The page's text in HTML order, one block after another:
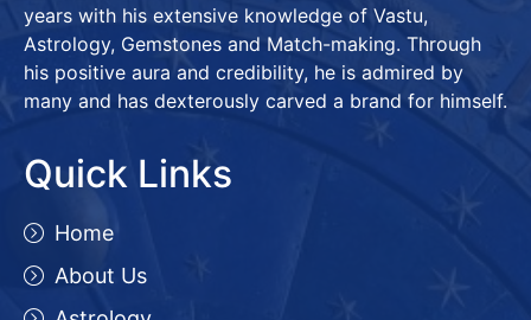
years with his extensive knowledge of Vastu,
Astrology, Gemstones and Match-making. Through
his positive aura and credibility, he is admired by
many and has dexterously carved a brand for himself.
Quick Links
Home
About Us